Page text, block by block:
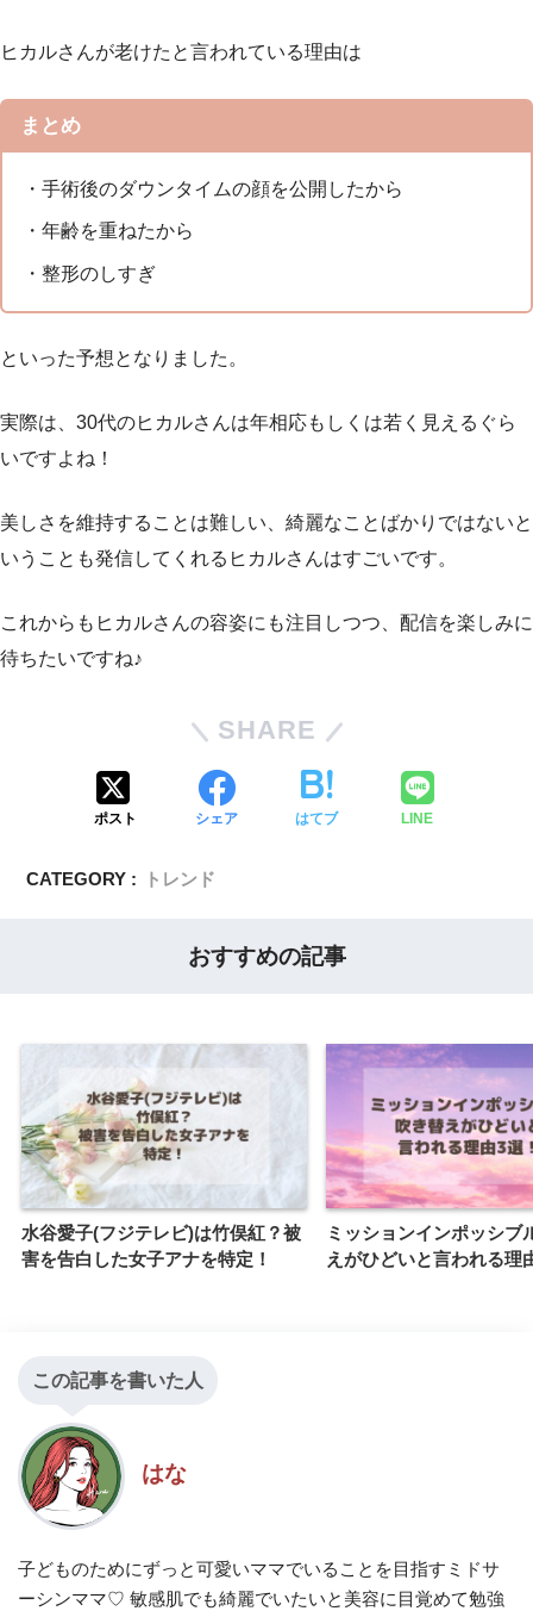
ヒカルさんが老けたと言われている理由は
まとめ
・手術後のダウンタイムの顔を公開したから
・年齢を重ねたから
・整形のしすぎ
といった予想となりました。
実際は、30代のヒカルさんは年相応もしくは若く見えるぐら
いですよね！
美しさを維持することは難しい、綺麗なことばかりではないと
いうことも発信してくれるヒカルさんはすごいです。
これからもヒカルさんの容姿にも注目しつつ、配信を楽しみに
待ちたいですね♪
SHARE
ポスト シェア はてブ LINE
CATEGORY : トレンド
おすすめの記事
水谷愛子(フジテレビ)は竹俣紅？被
害を告白した女子アナを特定！
ミッションインポッシブ
えがひどいと言われる理
この記事を書いた人
はな
子どものためにずっと可愛いママでいることを目指すミドサ
ーシンママ♡ 敏感肌でも綺麗でいたいと美容に目覚めて勉強